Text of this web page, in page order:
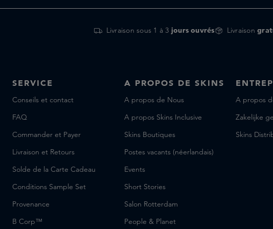
Matiere Premiere
ORMAIE
Omorovicza
Penhaligon's
SALLE PRIVEE
Santa Maria Novella
Simihaze Beauty
Skins
Livraison sous 1 à 3 jours ouvrés Livraison
SERVICE
Conseils et contact
FAQ
Commander et Payer
Livraison et Retours
Solde de la Carte Cadeau
Conditions Sample Set
Provenance
B Corp™
A PROPOS DE SKINS
A propos de Nous
A propos Skins Inclusive
Skins Boutiques
Postes vacants (néerlandais)
Events
Short Stories
Salon Rotterdam
People & Planet
A propos
Zakelijke
Skins